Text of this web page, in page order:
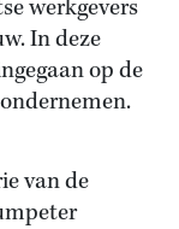
werkgevers
In deze
op de
van de